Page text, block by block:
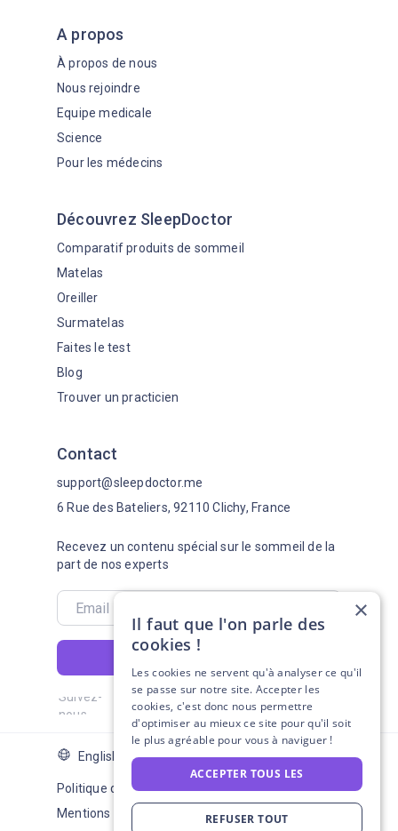
A propos
Découvrez SleepDoctor
Contact
Nous rejoindre
Equipe medicale
Science
Matelas
Comparatif produits de sommeil
Oreiller
Surmatelas
Blog
Trouver un practicien
Faites le test
Pour les médecins
Recevez un contenu spécial sur le sommeil de la
part de nos experts
support@sleepdoctor.me
6 Rue des Bateliers, 92110 Clichy, France
Suivez-
nous
Politique de confidentialité
Mentions légales
English Version
À propos de nous
×
Il faut que l'on parle des
cookies !
Les cookies ne servent qu'à analyser ce qu'il
se passe sur notre site. Accepter les
cookies, c'est donc nous permettre
d'optimiser au mieux ce site pour qu'il soit
le plus agréable pour vous à naviguer !
ACCEPTER TOUS LES
REFUSER TOUT